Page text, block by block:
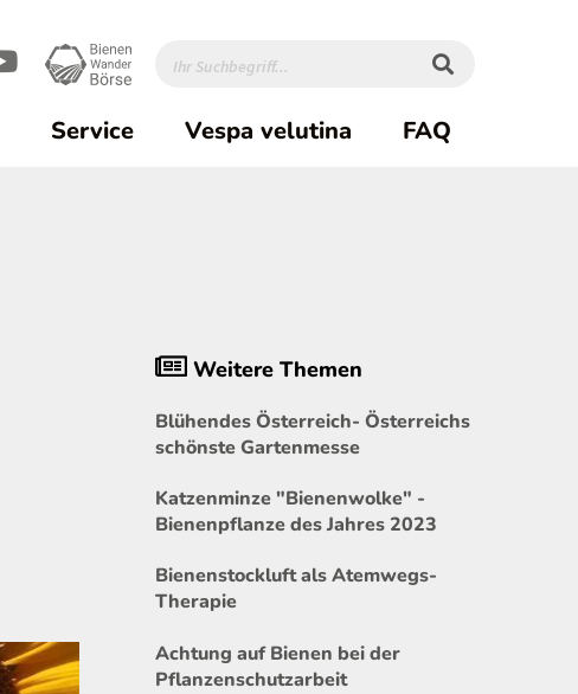
Service Vespa velutina FAQ
Weitere Themen
Blühendes Österreich- Österreichs
schönste Gartenmesse
Katzenminze "Bienenwolke" -
Bienenpflanze des Jahres 2023
Bienenstockluft als Atemwegs-
Therapie
Achtung auf Bienen bei der
Pflanzenschutzarbeit